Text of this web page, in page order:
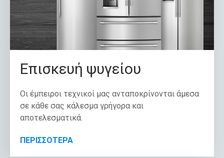
Επισκευή ψυγείου
Οι έμπειροι τεχνικοί μας ανταποκρίνονται άμεσα
σε κάθε σας κάλεσμα γρήγορα και
αποτελεσματικά.
ΠΕΡΙΣΣΟΤΕΡΑ